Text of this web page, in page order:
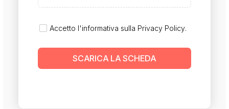
Accetto l'informativa sulla Privacy Policy.
SCARICA LA SCHEDA